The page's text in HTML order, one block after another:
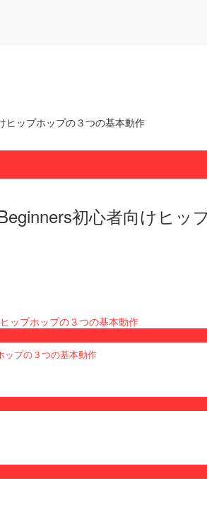
ヒップホップの３つの基本動作
初心者向けヒ
ップの３つの基本動作